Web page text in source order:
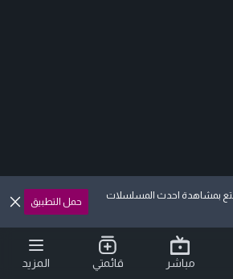
بمشاهدة احدث المسلسلات
حمل التطبيق
مباشر قائمتي المزيد